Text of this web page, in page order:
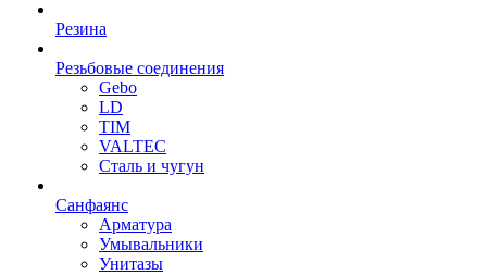
Резина
Резьбовые соединения
Gebo
LD
TIM
VALTEC
Сталь и чугун
Санфаянс
Арматура
Умывальники
Унитазы